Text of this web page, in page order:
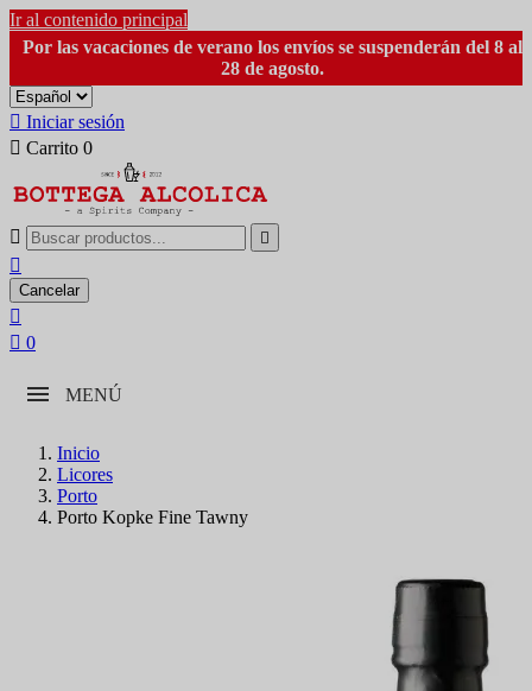
Ir al contenido principal
Por las vacaciones de verano los envíos se suspenderán del 8 al
28 de agosto.
 Iniciar sesión
 Carrito 0
 

Cancelar

 0
MENÚ
Inicio
Licores
Porto
Porto Kopke Fine Tawny